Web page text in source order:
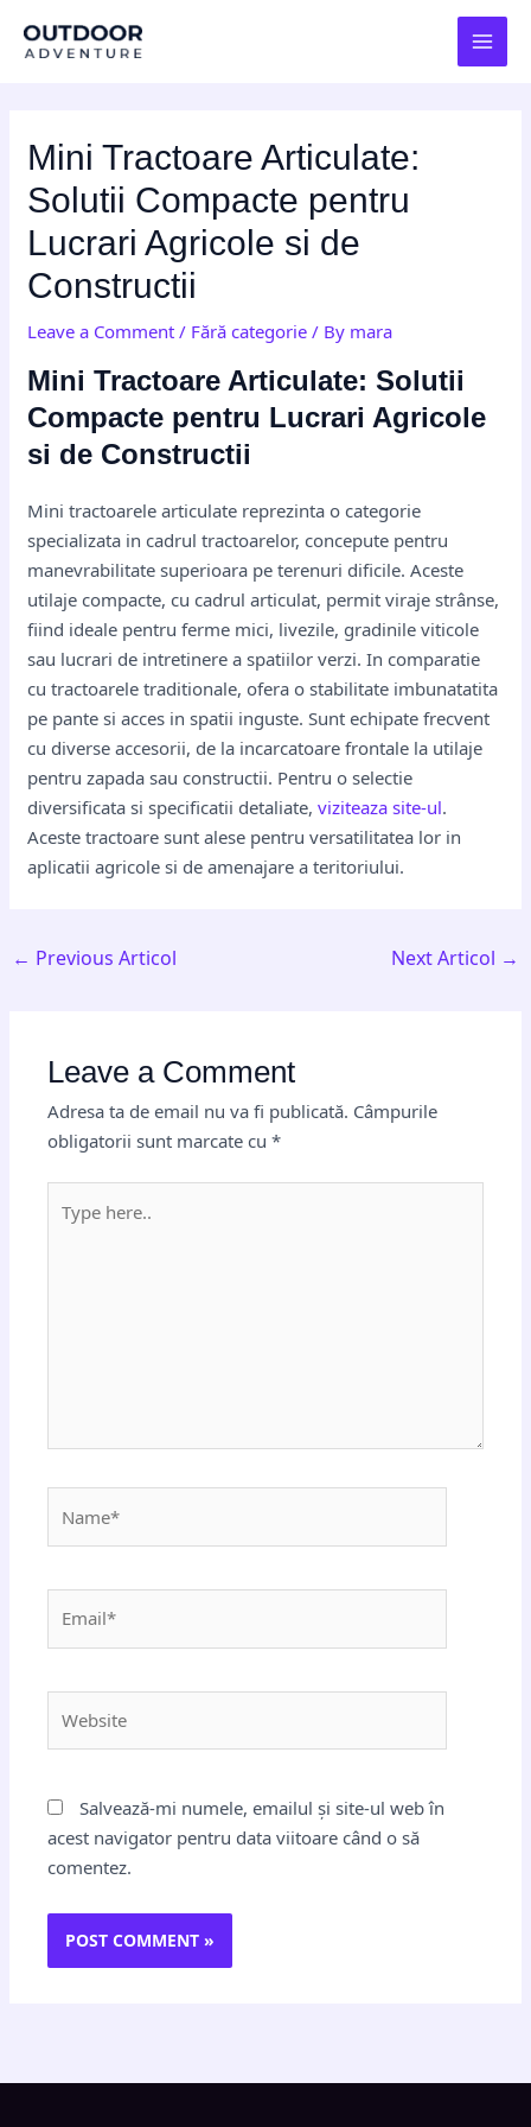
Mini Tractoare Articulate:
Solutii Compacte pentru
Lucrari Agricole si de
Constructii
Leave a Comment / Fără categorie / By mara
Mini Tractoare Articulate: Solutii
Compacte pentru Lucrari Agricole
si de Constructii
Mini tractoarele articulate reprezinta o categorie
specializata in cadrul tractoarelor, concepute pentru
manevrabilitate superioara pe terenuri dificile. Aceste
utilaje compacte, cu cadrul articulat, permit viraje strânse,
fiind ideale pentru ferme mici, livezile, gradinile viticole
sau lucrari de intretinere a spatiilor verzi. In comparatie
cu tractoarele traditionale, ofera o stabilitate imbunatatita
pe pante si acces in spatii inguste. Sunt echipate frecvent
cu diverse accesorii, de la incarcatoare frontale la utilaje
pentru zapada sau constructii. Pentru o selectie
diversificata si specificatii detaliate,viziteaza site-ul.
Aceste tractoare sunt alese pentru versatilitatea lor in
aplicatii agricole si de amenajare a teritoriului.
navigation
← Previous Articol Next Articol →
Leave a Comment
Adresa ta de email nu va fi publicată. Câmpurile
obligatorii sunt marcate cu*
here..
Salvează-mi numele, emailul și site-ul web în
acest navigator pentru data viitoare când o să
comentez.